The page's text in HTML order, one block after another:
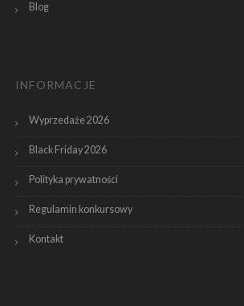
Blog
INFORMACJE
Wyprzedaże 2026
Black Friday 2026
Polityka prywatności
Regulamin konkursowy
Kontakt